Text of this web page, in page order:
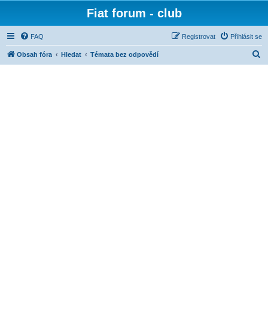
Fiat forum - club
FAQ Přihlásit se
Registrovat
Obsah fóra Hledat Témata bez odpovědí